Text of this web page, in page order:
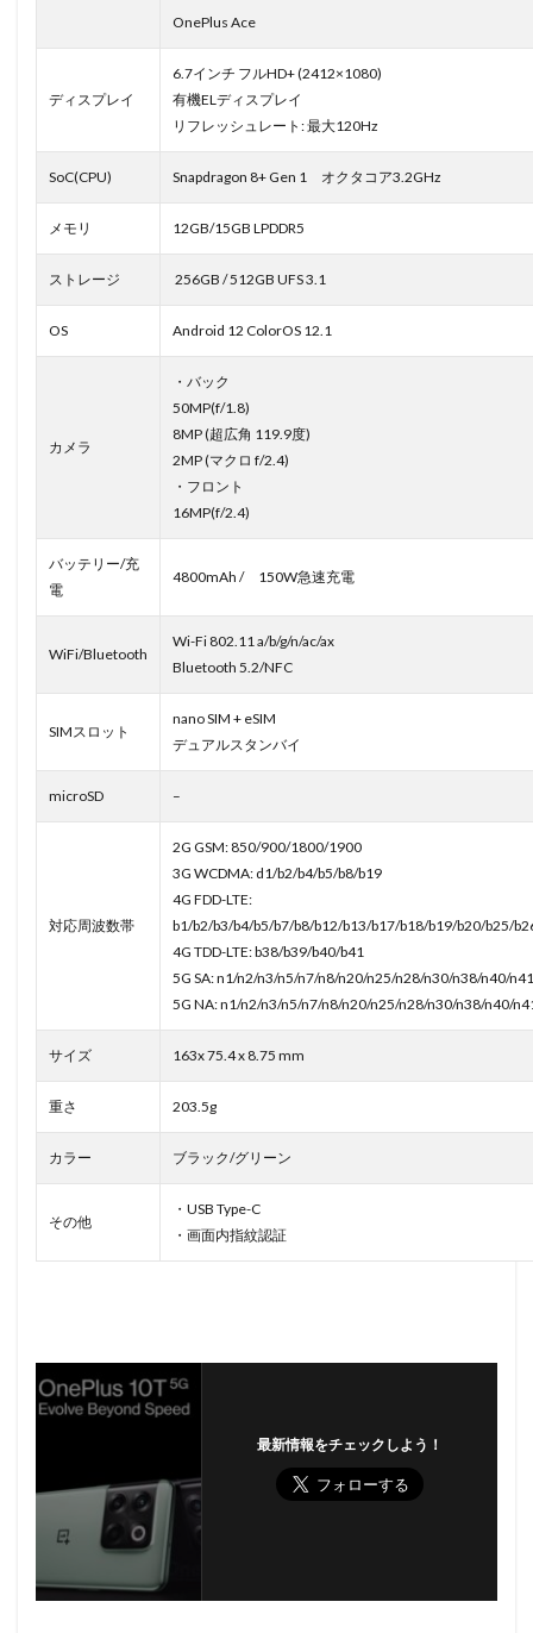
OnePlus Ace
ディスプレイ
6.7インチ フルHD+ (2412×1080)
有機ELディスプレイ
リフレッシュレート: 最大120Hz
SoC(CPU) Snapdragon 8+ Gen 1 オクタコア3.2GHz
メモリ 12GB/15GB LPDDR5
ストレージ 256GB / 512GB UFS 3.1
OS Android 12 ColorOS 12.1
カメラ
・バック
50MP(f/1.8)
8MP (超広角 119.9度)
2MP (マクロ f/2.4)
・フロント
16MP(f/2.4)
バッテリー/充
電
4800mAh / 150W急速充電
WiFi/Bluetooth
Wi-Fi 802.11 a/b/g/n/ac/ax
Bluetooth 5.2/NFC
SIMスロット
nano SIM + eSIM
デュアルスタンバイ
microSD –
対応周波数帯
2G GSM: 850/900/1800/1900
3G WCDMA: d1/b2/b4/b5/b8/b19
4G FDD-LTE:
b1/b2/b3/b4/b5/b7/b8/b12/b13/b17/b18/b19/b20/b25/
4G TDD-LTE: b38/b39/b40/b41
5G SA: n1/n2/n3/n5/n7/n8/n20/n25/n28/n30/n38/n40/
5G NA: n1/n2/n3/n5/n7/n8/n20/n25/n28/n30/n38/n40/
サイズ 163x 75.4 x 8.75 mm
重さ 203.5g
カラー ブラック/グリーン
その他
・USB Type-C
・画面内指紋認証
最新情報をチェックしよう！